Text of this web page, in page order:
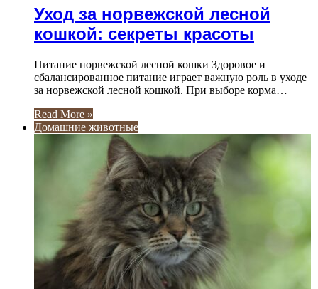
Уход за норвежской лесной
кошкой: секреты красоты
Питание норвежской лесной кошки Здоровое и
сбалансированное питание играет важную роль в уходе
за норвежской лесной кошкой. При выборе корма…
Read More »
Домашние животные